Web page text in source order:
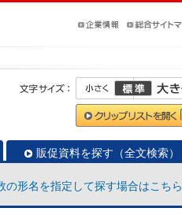
販促資料を探す（全文検索）
の形名を指定して探す場合はこちら